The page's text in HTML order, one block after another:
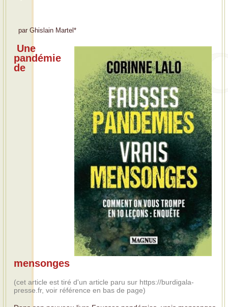
par Ghislain Martel *
Une
pandémie
de
mensonges
(cet article est tiré d'un article paru sur https://burdigala-
presse.fr, voir référence en bas de page)